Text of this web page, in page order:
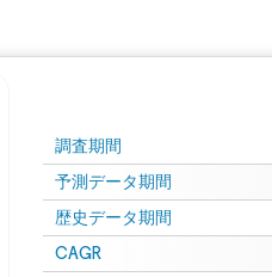
調査期間
予測データ期間
歴史データ期間
CAGR